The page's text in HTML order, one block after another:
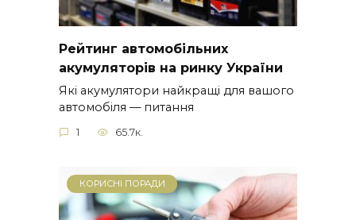
Рейтинг автомобільних
акумуляторів на ринку України
Які акумулятори найкращі для вашого
автомобіля — питання
1 65.7к.
КОРИСНІ ПОРАДИ